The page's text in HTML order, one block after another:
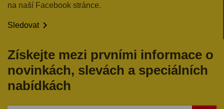
na naší Facebook stránce.
Sledovat
Získejte mezi prvními informace o
novinkách, slevách a speciálních
nabídkách